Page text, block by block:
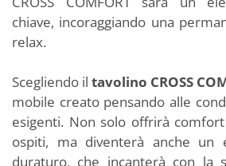
chiave, incoraggiando una
relax.
Scegliendo il tavolino CROSS
mobile creato pensando alle
esigenti. Non solo offrirà
ospiti, ma diventerà anche un
duraturo, che incanterà con la